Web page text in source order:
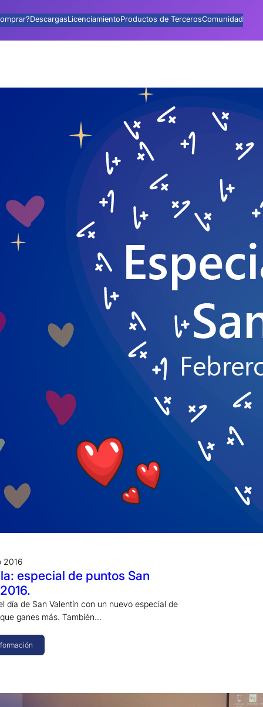
DescargasLicenciamientoProductos de TercerosComunidad
2016
especial de puntos San
día de San Valentín con un nuevo especial de
ganes más. También…